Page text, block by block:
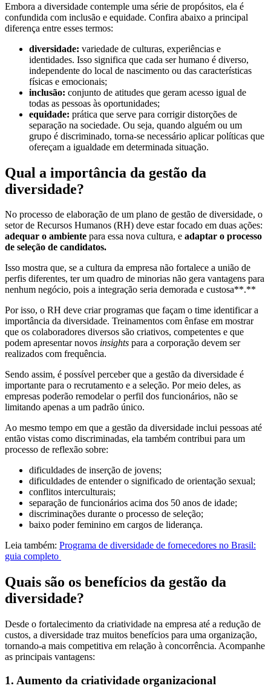
Embora a diversidade contemple uma série de propósitos, ela é
confundida com inclusão e equidade. Confira abaixo a principal
diferença entre esses termos:
diversidade: variedade de culturas, experiências e
identidades. Isso significa que cada ser humano é diverso,
independente do local de nascimento ou das características
físicas e emocionais;
inclusão: conjunto de atitudes que geram acesso igual de
todas as pessoas às oportunidades;
equidade: prática que serve para corrigir distorções de
separação na sociedade. Ou seja, quando alguém ou um
grupo é discriminado, torna-se necessário aplicar políticas que
ofereçam a igualdade em determinada situação.
Qual a importância da gestão da
diversidade?
No processo de elaboração de um plano de gestão de diversidade, o
setor de Recursos Humanos (RH) deve estar focado em duas ações:
adequar o ambiente para essa nova cultura, e adaptar o processo
de seleção de candidatos.
Isso mostra que, se a cultura da empresa não fortalece a união de
perfis diferentes, ter um quadro de minorias não gera vantagens para
nenhum negócio, pois a integração seria demorada e custosa**.**
Por isso, o RH deve criar programas que façam o time identificar a
importância da diversidade. Treinamentos com ênfase em mostrar
que os colaboradores diversos são criativos, competentes e que
podem apresentar novos insights para a corporação devem ser
realizados com frequência.
Sendo assim, é possível perceber que a gestão da diversidade é
importante para o recrutamento e a seleção. Por meio deles, as
empresas poderão remodelar o perfil dos funcionários, não se
limitando apenas a um padrão único.
Ao mesmo tempo em que a gestão da diversidade inclui pessoas até
então vistas como discriminadas, ela também contribui para um
processo de reflexão sobre:
dificuldades de inserção de jovens;
dificuldades de entender o significado de orientação sexual;
conflitos interculturais;
separação de funcionários acima dos 50 anos de idade;
discriminações durante o processo de seleção;
baixo poder feminino em cargos de liderança.
Leia também: Programa de diversidade de fornecedores no Brasil:
guia completo
Quais são os benefícios da gestão da
diversidade?
Desde o fortalecimento da criatividade na empresa até a redução de
custos, a diversidade traz muitos benefícios para uma organização,
tornando-a mais competitiva em relação à concorrência. Acompanhe
as principais vantagens:
1. Aumento da criatividade organizacional